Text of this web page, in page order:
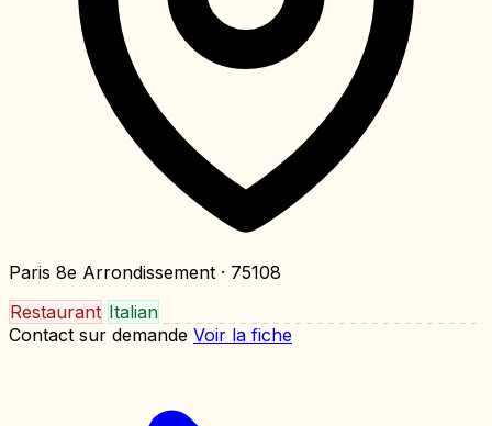
Paris 8e Arrondissement · 75108
Restaurant Italian
Contact sur demande Voir la fiche